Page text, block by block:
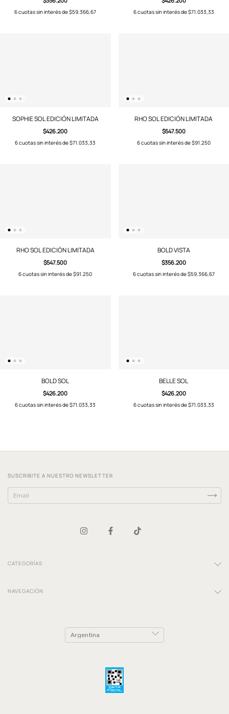
6cuotas sin interés de$59.366,67 6cuotas sin interés de$71.033,33
SOPHIE SOL EDICIÓN LIMITADA
$426.200
6cuotas sin interés de$71.033,33
RHO SOL EDICIÓN LIMITADA
$547.500
6cuotas sin interés de$91.250
RHO SOL EDICIÓN LIMITADA
$547.500
6cuotas sin interés de$91.250
BOLD VISTA
$356.200
6cuotas sin interés de$59.366,67
BOLD SOL
$426.200
6cuotas sin interés de$71.033,33
BELLE SOL
$426.200
6cuotas sin interés de$71.033,33
SUSCRIBITE A NUESTRO NEWSLETTER
CATEGORÍAS
NAVEGACIÓN